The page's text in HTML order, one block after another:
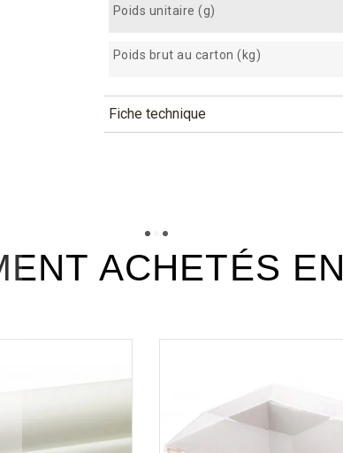
Poids unitaire (g)
Poids brut au carton (kg)
Fiche technique
ACHETÉS